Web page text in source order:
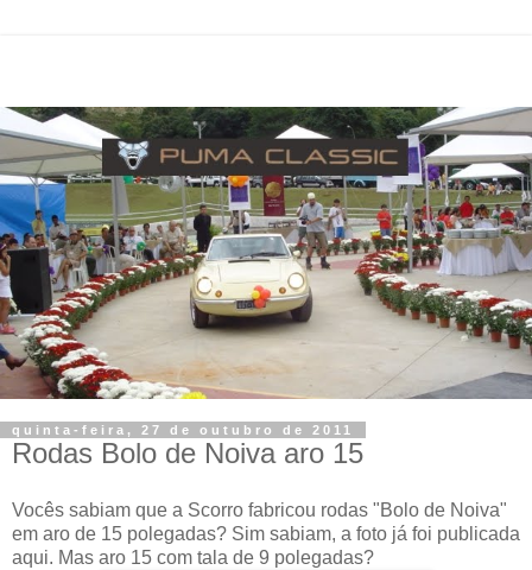
quinta-feira, 27 de outubro de 2011
Rodas Bolo de Noiva aro 15
Vocês sabiam que a Scorro fabricou rodas "Bolo de Noiva"
em aro de 15 polegadas? Sim sabiam, a foto já foi publicada
aqui. Mas aro 15 com tala de 9 polegadas?